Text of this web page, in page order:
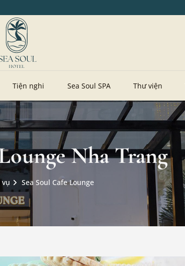
Tiện nghi Sea Soul SPA Thư viện
Nha Trang
vụ Sea Soul Cafe Lounge